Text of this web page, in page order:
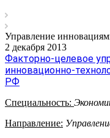
Управление
2 декабря 2013
Факторно-целевое
инновационно-
РФ
Специальность:
Направление: